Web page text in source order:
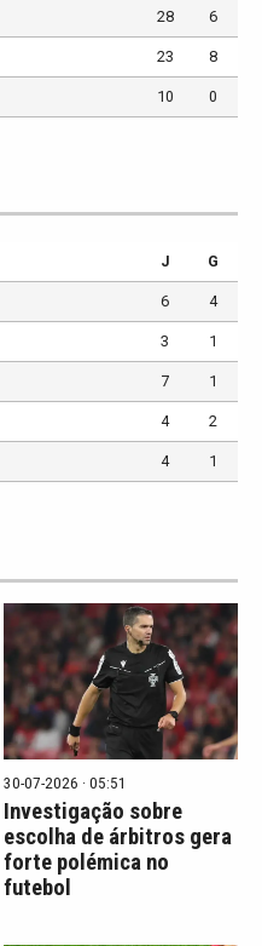
28 6
23 8
10 0
J G
6 4
3 1
7 1
4 2
4 1
30-07-2026 · 05:51
Investigação sobre
escolha de árbitros gera
forte polémica no
futebol